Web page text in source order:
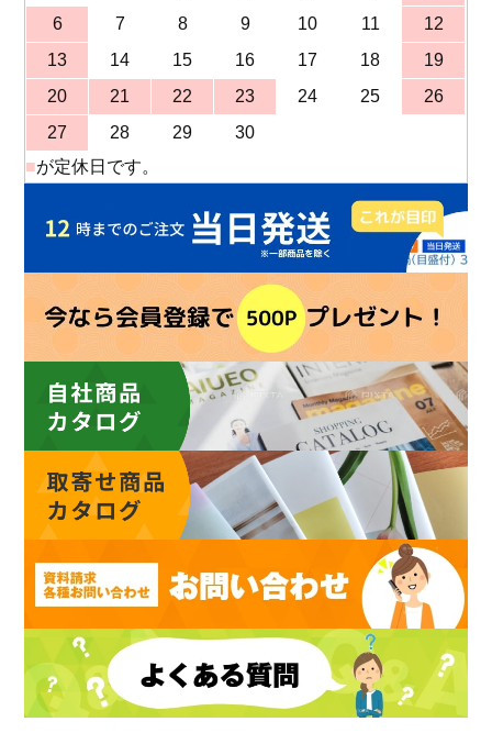
6
7 8 9 10 11
12
13
14 15 16 17 18
19
20
21 22 23 24 25
26
27
28 29
30
■が定休日です。